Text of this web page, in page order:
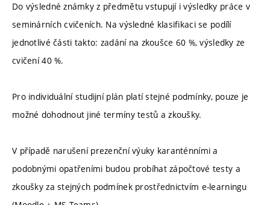
Do výsledné známky z předmětu vstupují i výsledky práce v
seminárních cvičeních. Na výsledné klasifikaci se podílí
jednotlivé části takto: zadání na zkoušce 60 %, výsledky ze
cvičení 40 %.
Pro individuální studijní plán platí stejné podmínky, pouze je
možné dohodnout jiné termíny testů a zkoušky.
V případě narušení prezenční výuky karanténními a
podobnými opatřeními budou probíhat zápočtové testy a
zkoušky za stejných podmínek prostřednictvím e-learningu